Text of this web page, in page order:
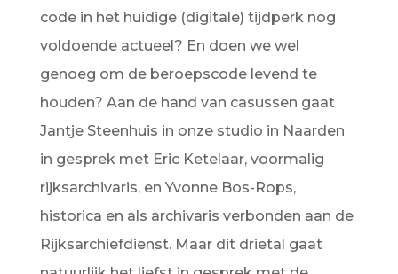
code in het huidige (digitale) tijdperk nog
voldoende actueel? En doen we wel
genoeg om de beroepscode levend te
houden? Aan de hand van casussen gaat
Jantje Steenhuis in onze studio in Naarden
in gesprek met Eric Ketelaar, voormalig
rijksarchivaris, en Yvonne Bos-Rops,
historica en als archivaris verbonden aan de
Rijksarchiefdienst. Maar dit drietal gaat